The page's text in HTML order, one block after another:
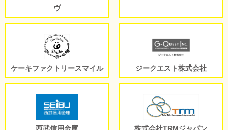
ヴ
ケーキファクトリースマイル ジークエスト株式会社